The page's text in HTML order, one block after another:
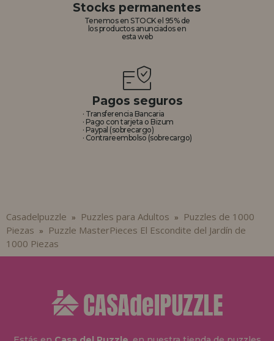
Stocks permanentes
Tenemos en STOCK el 95% de
los productos anunciados en
esta web
Pagos seguros
· Transferencia Bancaria
· Pago con tarjeta o Bizum
· Paypal (sobrecargo)
· Contrareembolso (sobrecargo)
Casadelpuzzle » Puzzles para Adultos »
Puzzles de 1000
Piezas »
Puzzle MasterPieces El Escondite del Jardín de
1000 Piezas